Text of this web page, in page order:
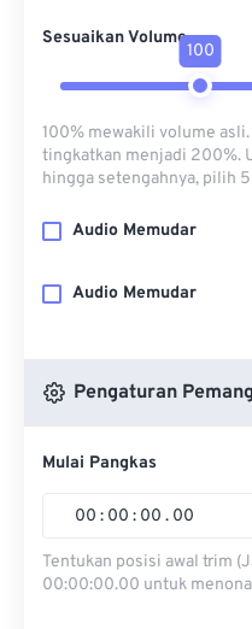
Sesuaikan Volume
100
100% mewakili volume
tingkatkan menjadi 200%.
hingga setengahnya, pilih
Audio Memudar
Audio Memudar
Pengaturan
Mulai Pangkas
00 : 00 : 00 . 00
Tentukan posisi awal trim
00:00:00.00 untuk